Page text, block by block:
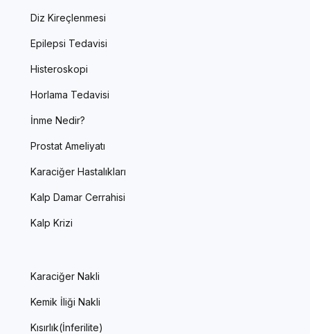
Diz Kireçlenmesi
Epilepsi Tedavisi
Histeroskopi
Horlama Tedavisi
İnme Nedir?
Prostat Ameliyatı
Karaciğer Hastalıkları
Kalp Damar Cerrahisi
Kalp Krizi
Karaciğer Nakli
Kemik İliği Nakli
Kısırlık(İnferilite)